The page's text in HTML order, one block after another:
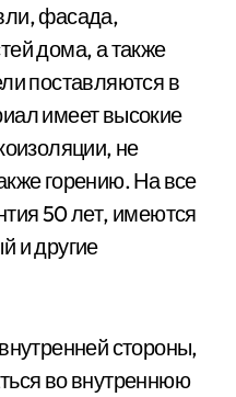
фасада,
дома, а также
поставляются в
имеет высокие
не
горению. На все
50 лет, имеются
и другие
стороны,
во внутреннюю